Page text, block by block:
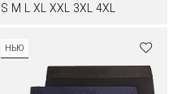
S M XL XXL 3XL 4XL
НЬЮ